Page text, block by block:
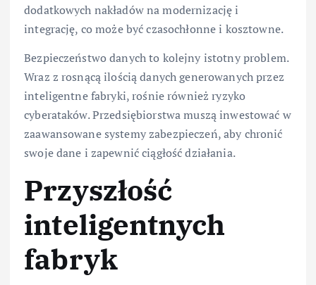
dodatkowych nakładów na modernizację i
integrację, co może być czasochłonne i kosztowne.
Bezpieczeństwo danych to kolejny istotny problem.
Wraz z rosnącą ilością danych generowanych przez
inteligentne fabryki, rośnie również ryzyko
cyberataków. Przedsiębiorstwa muszą inwestować w
zaawansowane systemy zabezpieczeń, aby chronić
swoje dane i zapewnić ciągłość działania.
Przyszłość
inteligentnych
fabryk